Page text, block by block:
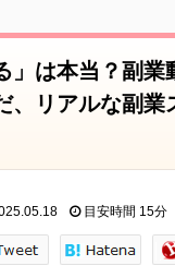
、電話番号、
情報をいいます。
・利用
」は本当？副
、リアルな副業
目安時間 15分